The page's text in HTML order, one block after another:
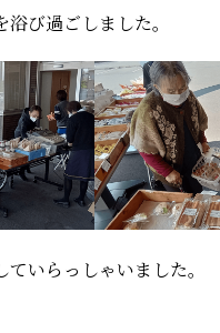
び過ごしました。
いらっしゃいました。